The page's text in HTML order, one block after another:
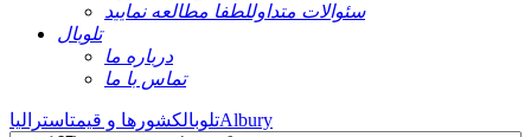
سئوالات متداوللطفا مطالعه نمایید
تلوبال
درباره ما
تماس با ما
تلوبالکشورها و قیمتاسترالیا Albury